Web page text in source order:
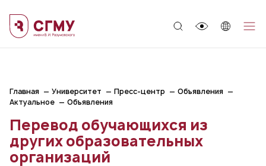
Главная Университет Пресс-центр
Объявления
Актуальное
Объявления
Перевод обучающихся из
других образовательных
организаций